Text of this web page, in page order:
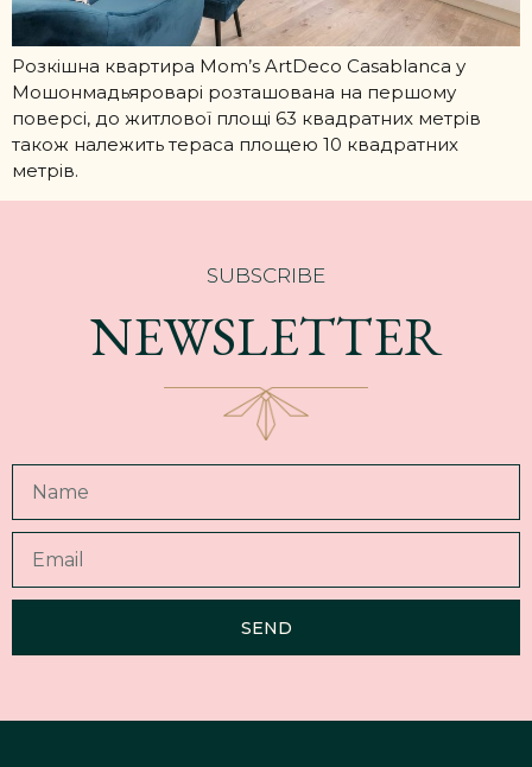
Розкішна квартира Mom’s ArtDeco Casablanca у
Мошонмадьяроварі розташована на першому
поверсі, до житлової площі 63 квадратних метрів
також належить тераса площею 10 квадратних
метрів.
SUBSCRIBE
NEWSLETTER
SEND